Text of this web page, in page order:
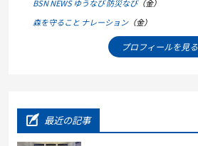
BSN NEWS ゆうなび 防災なび（金）
森を守ること ナレーション（金）
プロフィールを見る
最近の記事